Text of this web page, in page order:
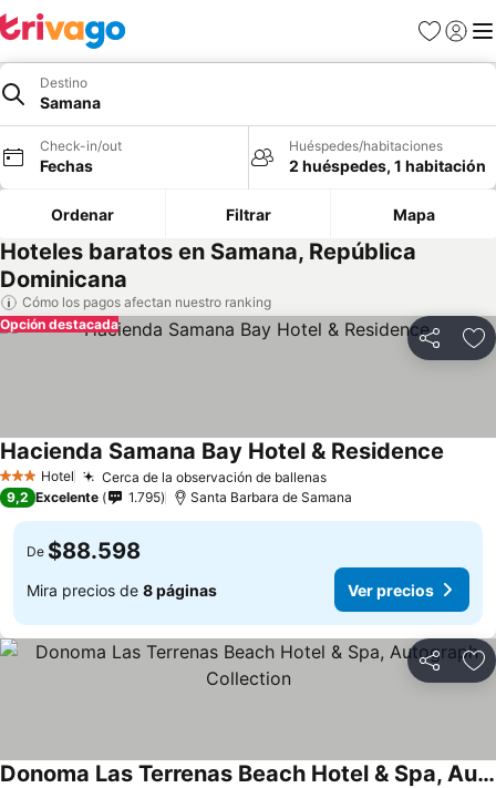
Favoritos
Iniciar
Destino
Samana
Check-in/out
Fechas
Huéspedes/habitaciones
2 huéspedes, 1 habitación
Ordenar Filtrar Mapa
Hoteles baratos en Samana, República
Dominicana
Cómo los pagos afectan nuestro ranking
Compartir
Opción destacada
3 Estrellas
Hotel Cerca de la observación de ballenasVer precios
Hacienda Samana Bay Hotel & Residence
9,2 Excelente 1.795 Santa Barbara de Samana
De $88.598
Mira precios de 8 páginas Ver precios
Compartir
Donoma Las Terrenas Beach Hotel & Spa, Autograph Collection